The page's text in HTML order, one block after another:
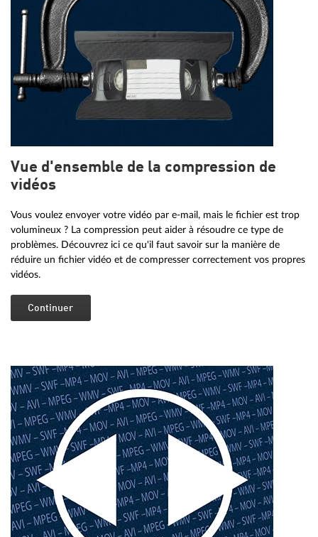
Vue d'ensemble de la compression de
vidéos
Vous voulez envoyer votre vidéo par e-mail, mais le fichier est trop
volumineux ? La compression peut aider à résoudre ce type de
problèmes. Découvrez ici ce qu'il faut savoir sur la manière de
réduire un fichier vidéo et de compresser correctement vos propres
vidéos.
Continuer